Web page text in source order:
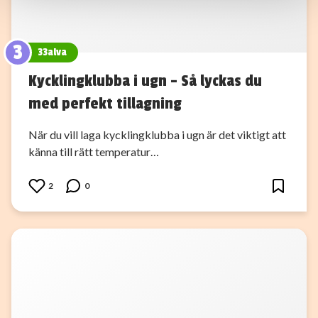
3 33alva
Kycklingklubba i ugn – Så lyckas du
med perfekt tillagning
När du vill laga kycklingklubba i ugn är det viktigt att
känna till rätt temperatur…
2 0